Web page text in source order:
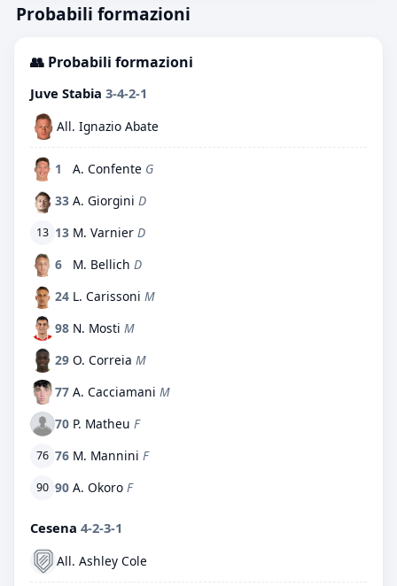
Probabili formazioni
👥 Probabili formazioni
Juve Stabia 3-4-2-1
All. Ignazio Abate
1 A. Confente G
33 A. Giorgini D
13 13 M. Varnier D
6
M. Bellich D
24 L. Carissoni M
98 N. Mosti M
29 O. Correia M
77 A. Cacciamani M
70 P. Matheu F
76 76 M. Mannini F
90 90 A. Okoro F
Cesena 4-2-3-1
All. Ashley Cole